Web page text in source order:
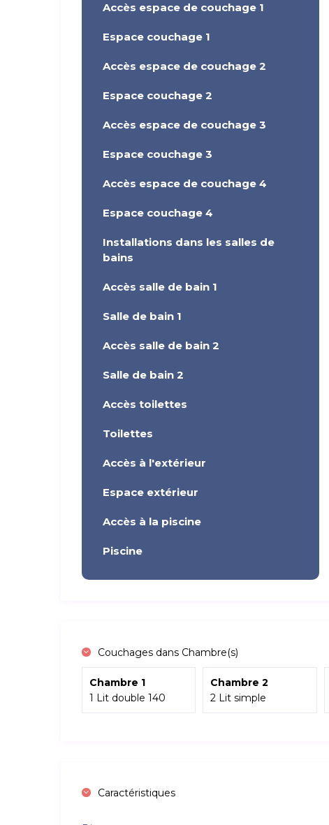
Accès espace de couchage 1
Espace couchage 1
Accès espace de couchage 2
Espace couchage 2
Accès espace de couchage 3
Espace couchage 3
Accès espace de couchage 4
Espace couchage 4
Installations dans les salles de
bains
Accès salle de bain 1
Salle de bain 1
Accès salle de bain 2
Salle de bain 2
Accès toilettes
Toilettes
Accès à l'extérieur
Espace extérieur
Accès à la piscine
Piscine
Couchages dans Chambre(s)
Chambre 1
1 Lit double 140
Chambre 2
2 Lit simple
Caractéristiques